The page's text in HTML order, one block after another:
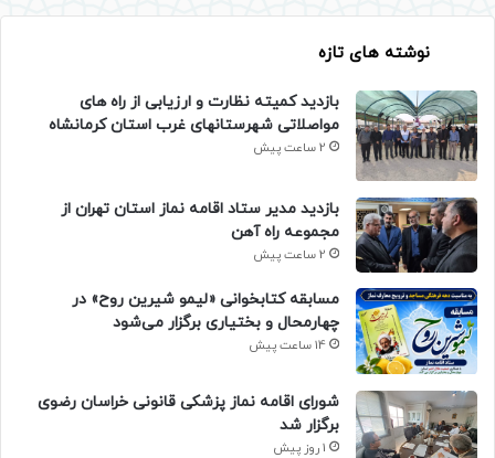
نوشته های تازه
بازدید کمیته نظارت و ارزیابی از راه های
مواصلاتی شهرستانهای غرب استان کرمانشاه
2 ساعت پیش
بازدید مدیر ستاد اقامه نماز استان تهران از
مجموعه راه آهن
2 ساعت پیش
مسابقه کتابخوانی «لیمو شیرین روح» در
چهارمحال و بختیاری برگزار می‌شود
14 ساعت پیش
شورای اقامه نماز پزشکی قانونی خراسان رضوی
برگزار شد
1 روز پیش